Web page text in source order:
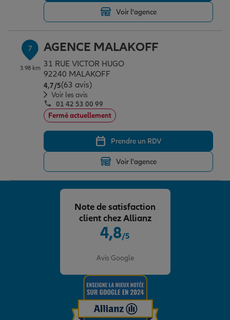
Voir l'agence
7
3.98 km
AGENCE MALAKOFF
31 RUE VICTOR HUGO
92240 MALAKOFF
4,7/5Note de 4.7 sur 5
(63 avis)
Voir les avis
01 42 53 00 99
Fermé actuellement
Prendre un RDV
Voir l'agence
4,8/5
Avis Google
Note de satisfaction
client chez Allianz